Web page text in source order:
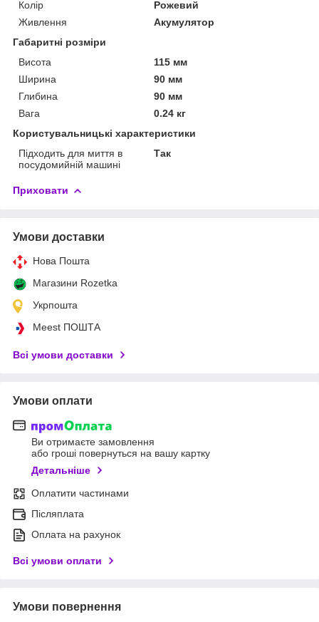
Колір
Рожевий
Живлення
Акумулятор
Габаритні розміри
Висота
115 мм
Ширина
90 мм
Глибина
90 мм
Вага
0.24 кг
Користувальницькі характеристики
Підходить для миття в
посудомийній машині
Так
Приховати
Умови доставки
Нова Пошта
Магазини Rozetka
Укрпошта
Meest ПОШТА
Всі умови доставки
Умови оплати
Ви отримаєте замовлення
або гроші повернуться на вашу картку
Детальніше
Оплатити частинами
Післяплата
Оплата на рахунок
Всі умови оплати
Умови повернення